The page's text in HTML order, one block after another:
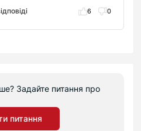
6 0
Задайте питання про
питання